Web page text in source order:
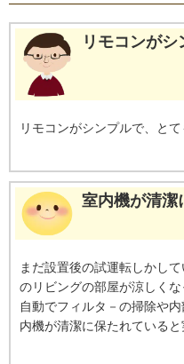
度27℃、風速自動において、室温
［ecoこれっきり］ON（262Wh）
め切った日射量の少ない日中を想定
の室外機の吸い込み空気温度。ベ
室外機周辺が高温になることがあ
用環境により能力が低下する場合
換器自動お掃除［凍結洗浄］】
アコンにおいて。熱交換器を自動
洗浄］は出荷時には設定されてお
リモコンがシ
リモコンがシンプルで、と
室内機が清潔
まだ設置後の試運転しかし
のリビングの部屋が涼しくな
自動でフィルタ－の掃除や
内機が清潔に保たれていると